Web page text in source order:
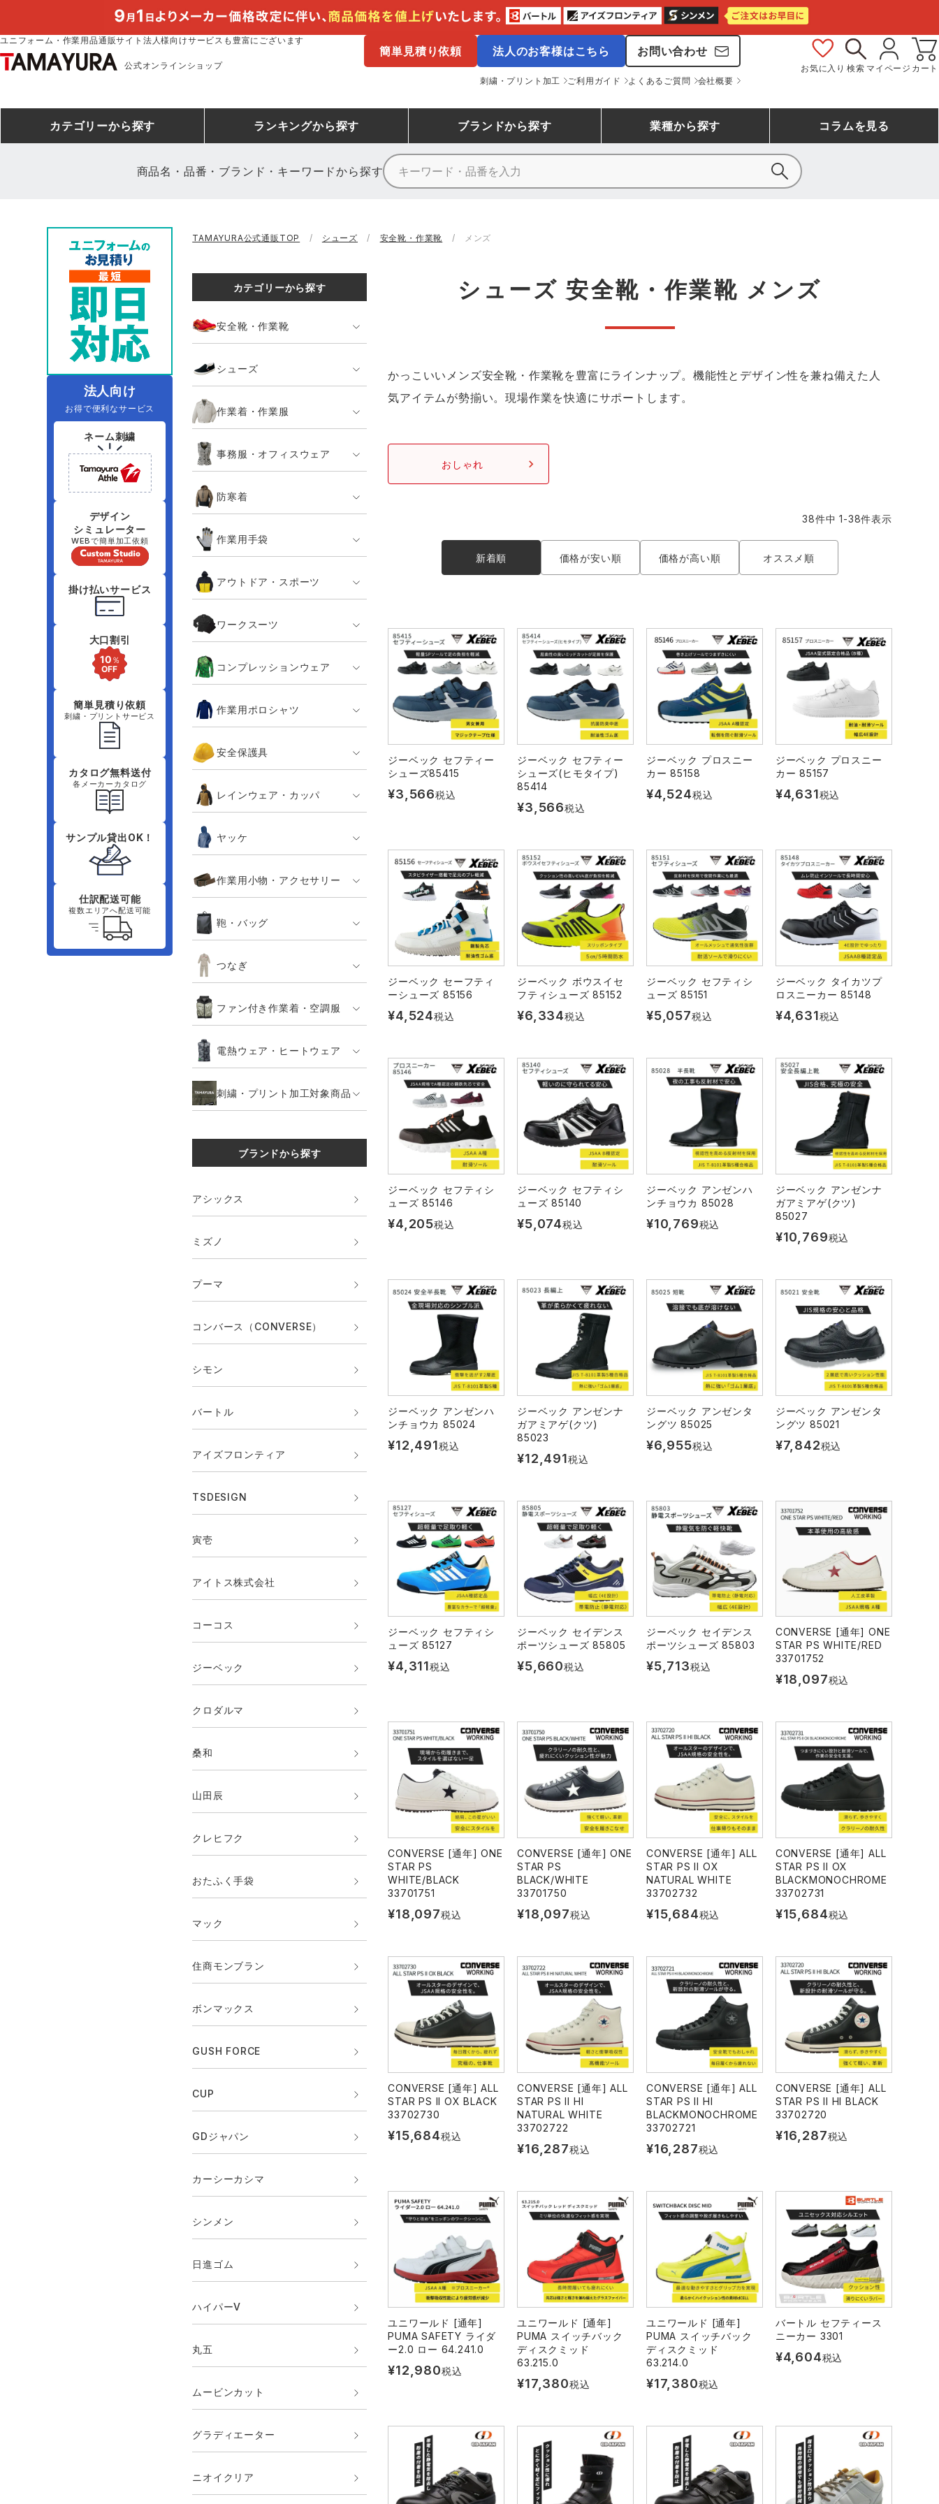
ユニフォーム・作業用品通販サイト法人様向けサービスも豊富にございます
公式オンラインショップ
簡単見積り依頼 法人のお客様はこちら お問い合わせ
刺繍・プリント加工 ご利用ガイド よくあるご質問 会社概要
お気に入り 検索 マイページ カート
カテゴリーから探す
防寒着
コンプレッションウェア 作業用ポロシャツ 安全保護具 レインウェア・カッパ
ヤッケ 作業用小物・アクセサリー類
ファン付きウェア（空調服シリー
ズ）
電熱ウェア・ヒートウェア 刺繍・プリント加工対象商品
ランキングから探す
ミズノ安全靴ランキング
空調服ランキング コンプレッションウェアランキング 作業用ポロシャツランキング 作業用手袋ランキング
レインウェアランキング アイズフロンティア ランキング
アイトス ランキング ジーベック ランキング
ファン付きウェア
カジュアル
ブランドから探す
アイズフロンティア
クロダルマ 桑和 山田辰 おたふく手袋 マック
住商モンブラン ボンマックス GUSH FORCE
シンメン 日進ゴム ハイパーV
タカヤ商事 エアークラフト
アタックベース サンエス 中塚被服 イーブンリバー
藤井電工 福山ゴム工業
業種から探す
農作業服
DIY・日曜大工作業服 飲食店ユニフォーム 運送・倉庫作業服 清掃・ビルメンテ作業服
夜間・高視認性安全服 医療白衣・介護服
コラムを見る
商品名・品番・ブランド・キーワードから探す
TAMAYURA公式通販TOP シューズ 安全靴・作業靴 メンズ
カテゴリーから探す
安全靴・作業靴
シューズ
作業着・作業服
事務服・オフィスウェア
防寒着
作業用手袋
アウトドア・スポーツ
ワークスーツ
コンプレッションウェア
作業用ポロシャツ
安全保護具
レインウェア・カッパ
ヤッケ
作業用小物・アクセサリー
鞄・バッグ
つなぎ
ファン付き作業着・空調服
電熱ウェア・ヒートウェア
刺繍・プリント加工対象商品
ブランドから探す
アシックス
ミズノ
プーマ
コンバース（CONVERSE）
シモン
バートル
アイズフロンティア
TSDESIGN
寅壱
アイトス株式会社
コーコス
ジーベック
クロダルマ
桑和
山田辰
クレヒフク
おたふく手袋
マック
住商モンブラン
ボンマックス
GUSH FORCE
CUP
GDジャパン
カーシーカシマ
シンメン
日進ゴム
ハイパーV
丸五
ムービンカット
グラディエーター
ニオイクリア
シューズ 安全靴・作業靴 メンズ
かっこいいメンズ安全靴・作業靴を豊富にラインナップ。機能性とデザイン性を兼ね備えた人
気アイテムが勢揃い。現場作業を快適にサポートします。
おしゃれ
新着順 価格が安い順 価格が高い順 オススメ順
38件中 1-38件表示
ジーベック セフティー
シューズ85415
¥3,566税込
ジーベック セフティー
シューズ(ヒモタイプ)
85414
¥3,566税込
ジーベック プロスニー
カー 85158
¥4,524税込
ジーベック プロスニー
カー 85157
¥4,631税込
ジーベック セーフティ
ーシューズ 85156
¥4,524税込
ジーベック ボウスイセ
フティシューズ 85152
¥6,334税込
ジーベック セフティシ
ューズ 85151
¥5,057税込
ジーベック タイカツプ
ロスニーカー 85148
¥4,631税込
ジーベック セフティシ
ューズ 85146
¥4,205税込
ジーベック セフティシ
ューズ 85140
¥5,074税込
ジーベック アンゼンハ
ンチョウカ 85028
¥10,769税込
ジーベック アンゼンナ
ガアミアゲ(クツ)
85027
¥10,769税込
ジーベック アンゼンハ
ンチョウカ 85024
¥12,491税込
ジーベック アンゼンナ
ガアミアゲ(クツ)
85023
¥12,491税込
ジーベック アンゼンタ
ングツ 85025
¥6,955税込
ジーベック アンゼンタ
ングツ 85021
¥7,842税込
ジーベック セフティシ
ューズ 85127
¥4,311税込
ジーベック セイデンス
ポーツシューズ 85805
¥5,660税込
ジーベック セイデンス
ポーツシューズ 85803
¥5,713税込
CONVERSE [通年] ONE
STAR PS WHITE/RED
33701752
¥18,097税込
CONVERSE [通年] ONE
STAR PS
WHITE/BLACK
33701751
¥18,097税込
CONVERSE [通年] ONE
STAR PS
BLACK/WHITE
33701750
¥18,097税込
CONVERSE [通年] ALL
STAR PS II OX
NATURAL WHITE
33702732
¥15,684税込
CONVERSE [通年] ALL
STAR PS II OX
BLACKMONOCHROME
33702731
¥15,684税込
CONVERSE [通年] ALL
STAR PS II OX BLACK
33702730
¥15,684税込
CONVERSE [通年] ALL
STAR PS II HI
NATURAL WHITE
33702722
¥16,287税込
CONVERSE [通年] ALL
STAR PS II HI
BLACKMONOCHROME
33702721
¥16,287税込
CONVERSE [通年] ALL
STAR PS II HI BLACK
33702720
¥16,287税込
ユニワールド [通年]
PUMA SAFETY ライダ
ー2.0 ロー 64.241.0
¥12,980税込
ユニワールド [通年]
PUMA スイッチバック
ディスクミッド
63.215.0
¥17,380税込
ユニワールド [通年]
PUMA スイッチバック
ディスクミッド
63.214.0
¥17,380税込
バートル セフティース
ニーカー 3301
¥4,604税込
法人向け
お得で便利なサービス
ネーム刺繍
デザイン
シミュレーター
WEBで簡単加工依頼
掛け払いサービス
大口割引
簡単見積り依頼
刺繍・プリントサービス
カタログ無料送付
各メーカーカタログ
サンプル貸出OK！
仕訳配送可能
複数エリアへ配送可能